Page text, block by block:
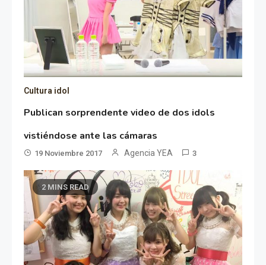
Cultura idol
Publican sorprendente video de dos idols
vistiéndose ante las cámaras
19 Noviembre 2017 Agencia YEA 3
2 MINS READ